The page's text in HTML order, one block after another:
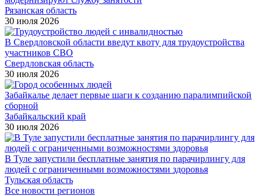
Рязанская область
30 июля 2026
В Свердловской области введут квоту для трудоустройства
участников СВО
Свердловская область
30 июля 2026
Забайкалье делает первые шаги к созданию паралимпийской
сборной
Забайкальский край
30 июля 2026
В Туле запустили бесплатные занятия по парачирлингу для
людей с ограниченными возможностями здоровья
Тульская область
Все новости регионов